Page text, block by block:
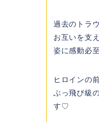
過去のトラ
お互いを支
姿に感動必
ヒロインの
ぶっ飛び級
す♡